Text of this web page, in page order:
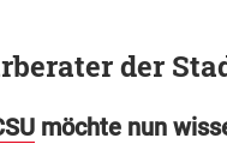
der
möchte nun